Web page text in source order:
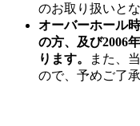
のお取り扱いとな
オーバーホール
の方、及び2006
ります。
また、
ので、予めご了